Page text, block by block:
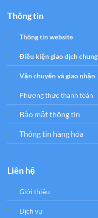
Thông tin
Thông tin website
Điều kiện giao dịch chung
Vận chuyển và giao nhận
Phương thức thanh toán
Bảo mật thông tin
Thông tin hàng hóa
Liên hệ
Giới thiệu
Dịch vụ